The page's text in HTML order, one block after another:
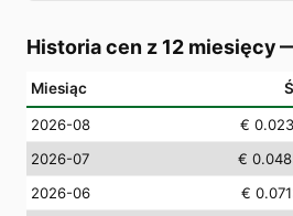
Historia cen z 12 miesięcy
Miesiąc
2026-08 €
2026-07
€
2026-06
€